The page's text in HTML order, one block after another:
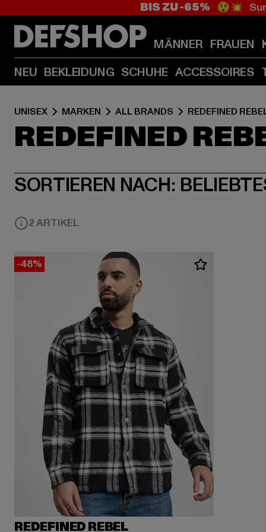
BIS ZU -65% 😲💥
MÄNNER FRAUEN
NEU BEKLEIDUNG SCHUHE ACCESSOIRES
UNISEX MARKEN ALL BRANDS REDEFINED
REDEFINED
SORTIEREN NACH:
2 ARTIKEL
-48%
REDEFINED REBEL